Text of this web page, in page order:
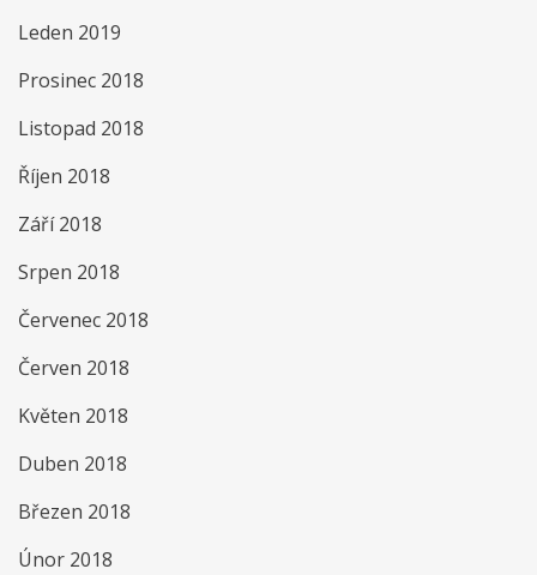
Leden 2019
Prosinec 2018
Listopad 2018
Říjen 2018
Září 2018
Srpen 2018
Červenec 2018
Červen 2018
Květen 2018
Duben 2018
Březen 2018
Únor 2018